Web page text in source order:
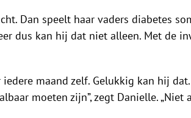
Dan speelt haar vaders diabetes
dus kan hij dat niet alleen. Met de
maand zelf. Gelukkig kan hij
moeten zijn”, zegt Danielle. „Niet